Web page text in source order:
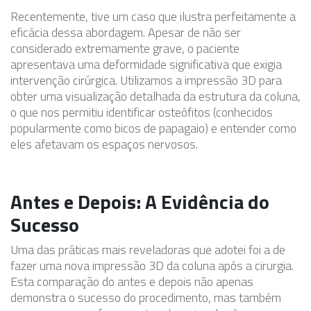
Recentemente, tive um caso que ilustra perfeitamente a
eficácia dessa abordagem. Apesar de não ser
considerado extremamente grave, o paciente
apresentava uma deformidade significativa que exigia
intervenção cirúrgica. Utilizamos a impressão 3D para
obter uma visualização detalhada da estrutura da coluna,
o que nos permitiu identificar osteófitos (conhecidos
popularmente como bicos de papagaio) e entender como
eles afetavam os espaços nervosos.
Antes e Depois: A Evidência do
Sucesso
Uma das práticas mais reveladoras que adotei foi a de
fazer uma nova impressão 3D da coluna após a cirurgia.
Esta comparação do antes e depois não apenas
demonstra o sucesso do procedimento, mas também